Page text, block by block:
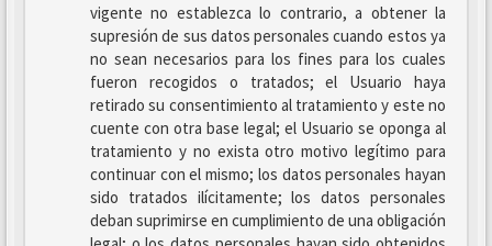
vigente no establezca lo contrario, a obtener la
supresión de sus datos personales cuando estos ya
no sean necesarios para los fines para los cuales
fueron recogidos o tratados; el Usuario haya
retirado su consentimiento al tratamiento y este no
cuente con otra base legal; el Usuario se oponga al
tratamiento y no exista otro motivo legítimo para
continuar con el mismo; los datos personales hayan
sido tratados ilícitamente; los datos personales
deban suprimirse en cumplimiento de una obligación